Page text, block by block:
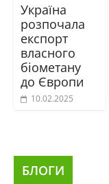
Україна
розпочала
експорт
власного
біометану
до Європи
10.02.2025
БЛОГИ